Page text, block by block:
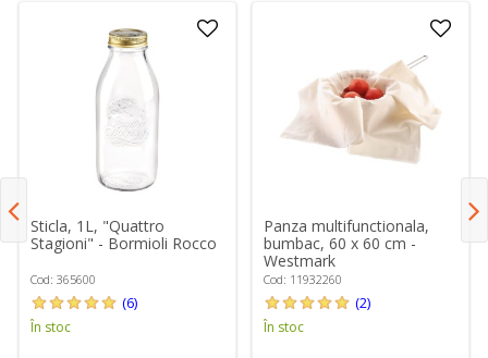
Sticla, 1L, "Quattro
Stagioni" - Bormioli Rocco
Cod: 365600
(6)
În stoc
Panza multifunctionala,
bumbac, 60 x 60 cm -
Westmark
Cod: 11932260
(2)
În stoc